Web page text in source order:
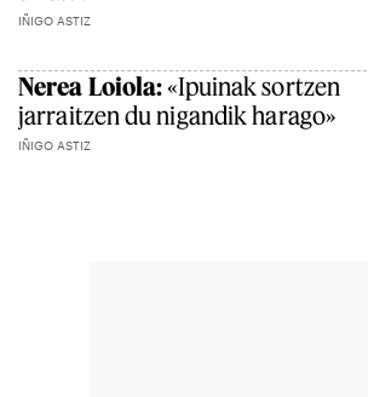
IÑIGO ASTIZ
Nerea Loiola:«Ipuinak sortzen
jarraitzen du nigandik harago»
IÑIGO ASTIZ